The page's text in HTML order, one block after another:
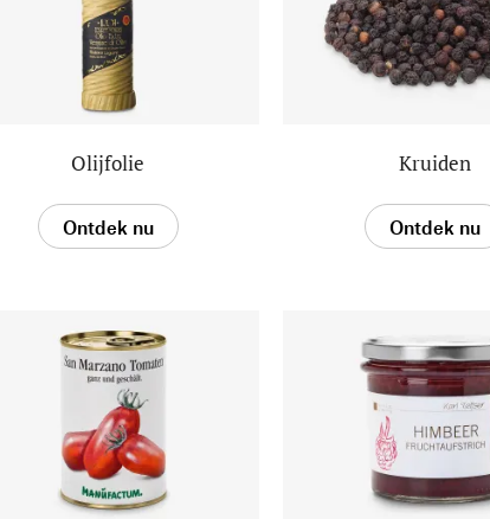
Olijfolie
Ontdek nu
Kruiden
Ontdek nu